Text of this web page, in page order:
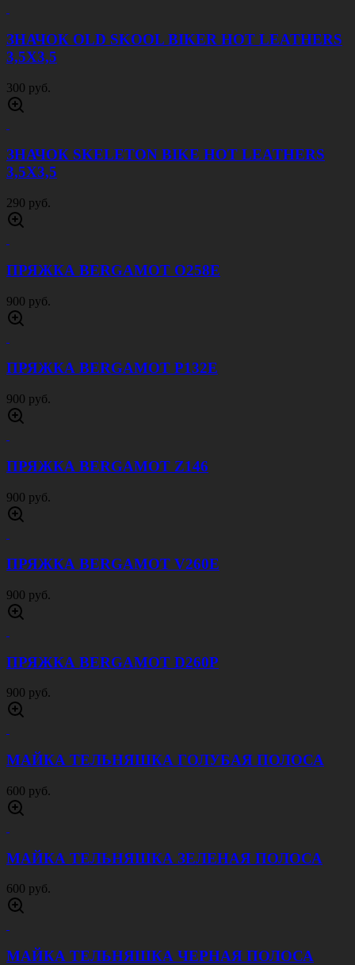
ЗНАЧОК OLD SKOOL BIKER HOT LEATHERS
3,5Х3,5
300 руб.
ЗНАЧОК SKELETON BIKE HOT LEATHERS
3,5Х3,5
290 руб.
ПРЯЖКА BERGAMOT O258E
900 руб.
ПРЯЖКА BERGAMOT P132E
900 руб.
ПРЯЖКА BERGAMOT Z146
900 руб.
ПРЯЖКА BERGAMOT V260E
900 руб.
ПРЯЖКА BERGAMOT D260P
900 руб.
МАЙКА ТЕЛЬНЯШКА ГОЛУБАЯ ПОЛОСА
600 руб.
МАЙКА ТЕЛЬНЯШКА ЗЕЛЕНАЯ ПОЛОСА
600 руб.
МАЙКА ТЕЛЬНЯШКА ЧЕРНАЯ ПОЛОСА